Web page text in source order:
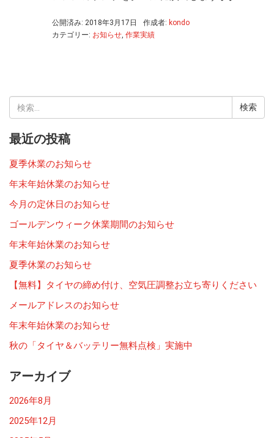
公開済み: 2018年3月17日 作成者: kondo
カテゴリー: お知らせ, 作業実績
索:
最近の投稿
夏季休業のお知らせ
年末年始休業のお知らせ
今月の定休日のお知らせ
ゴールデンウィーク休業期間のお知らせ
年末年始休業のお知らせ
夏季休業のお知らせ
【無料】タイヤの締め付け、空気圧調整お立ち寄りください
メールアドレスのお知らせ
年末年始休業のお知らせ
秋の「タイヤ＆バッテリー無料点検」実施中
アーカイブ
2026年8月
2025年12月